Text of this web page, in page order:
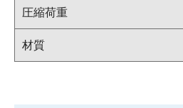
圧縮荷重
材質